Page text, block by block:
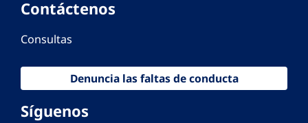
Contáctenos
Consultas
Denuncia las faltas de conducta
Síguenos